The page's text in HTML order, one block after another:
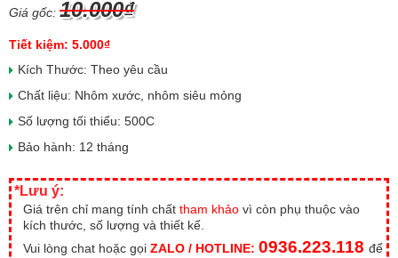
Giá gốc: 10.000₫
Tiết kiệm: 5.000₫
Kích Thước: Theo yêu cầu
Chất liệu: Nhôm xước, nhôm siêu mỏng
Số lượng tối thiểu: 500C
Bảo hành: 12 tháng
*Lưu ý:
Giá trên chỉ mang tính chất tham khảo vì còn phụ thuộc vào
kích thước, số lượng và thiết kế.
Vui lòng chat hoặc gọi ZALO / HOTLINE: 0936.223.118 để